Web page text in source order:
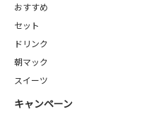
おすすめ
セット
ドリンク
朝マック
スイーツ
キャンペーン